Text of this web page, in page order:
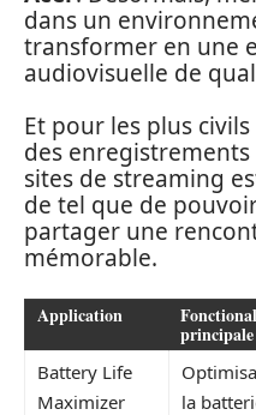
dans un
transformer en une
audiovisuelle de
Et pour les plus
des
sites de streaming
de tel que de
partager une
mémorable.
Application
principale
Battery Life
Maximizer
la